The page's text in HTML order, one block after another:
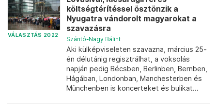
VÁLASZTÁS 2022
költségtérítéssel ösztönzik a
Nyugatra vándorolt magyarokat a
szavazásra
Szántó-Nagy Bálint
Aki külképviseleten szavazna, március 25-
én délutánig regisztrálhat, a voksolás
napján pedig Bécsben, Berlinben, Bernben,
Hágában, Londonban, Manchesterben és
Münchenben is koncerteket és bulikat...